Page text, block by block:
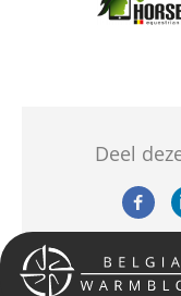
Deel